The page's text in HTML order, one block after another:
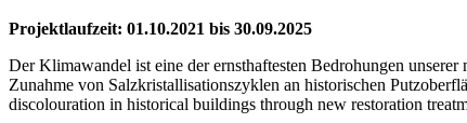
Projektlaufzeit: 01.10.2021 bis 30.09.2025
Der Klimawandel ist eine der ernsthaftesten Bedrohungen
Zunahme von Salzkristallisationszyklen an historischen
discolouration in historical buildings through new restoration